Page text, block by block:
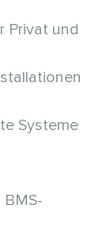
Privat und
Systeme